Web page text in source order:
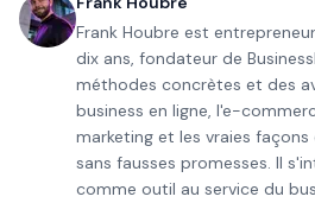
Frank Houbre est
dix ans, fondateur de
méthodes concrètes et des
business en ligne, l'e-
marketing et les vraies
sans fausses promesses. Il
comme outil au service du